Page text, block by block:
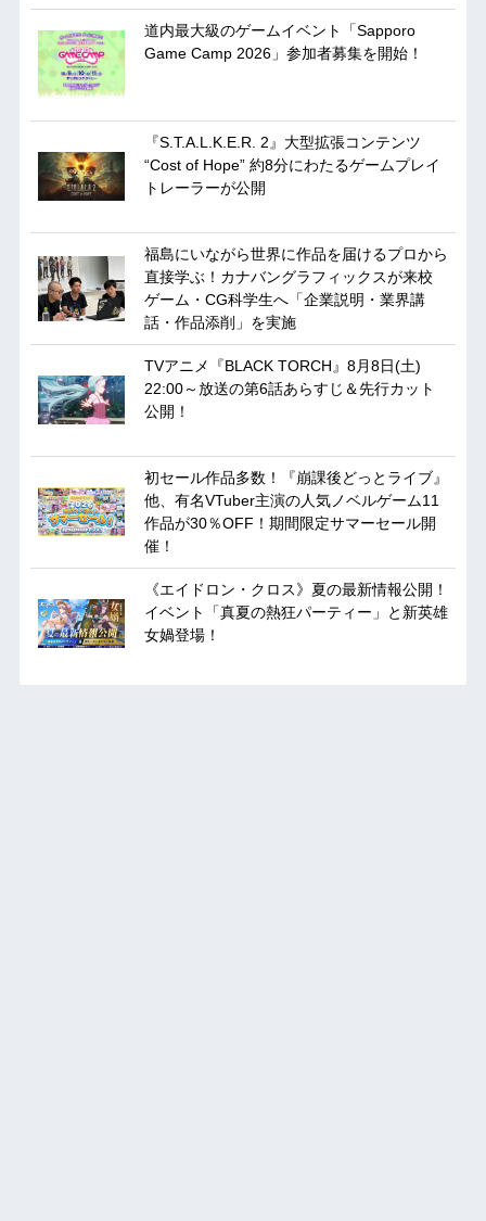
道内最大級のゲームイベント「Sapporo
Game Camp 2026」参加者募集を開始！
『S.T.A.L.K.E.R. 2』大型拡張コンテンツ
“Cost of Hope” 約8分にわたるゲームプレイ
トレーラーが公開
福島にいながら世界に作品を届けるプロから
直接学ぶ！カナバングラフィックスが来校
ゲーム・CG科学生へ「企業説明・業界講
話・作品添削」を実施
TVアニメ『BLACK TORCH』8月8日(土)
22:00～放送の第6話あらすじ＆先行カット
公開！
初セール作品多数！『崩課後どっとライブ』
他、有名VTuber主演の人気ノベルゲーム11
作品が30％OFF！期間限定サマーセール開
催！
《エイドロン・クロス》夏の最新情報公開！
イベント「真夏の熱狂パーティー」と新英雄
女媧登場！